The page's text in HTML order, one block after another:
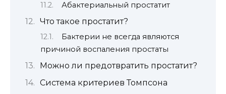
Абактериальный простатит
Что такое простатит?
Бактерии не всегда являются
причиной воспаления простаты
Можно ли предотвратить простатит?
Система критериев Томпсона